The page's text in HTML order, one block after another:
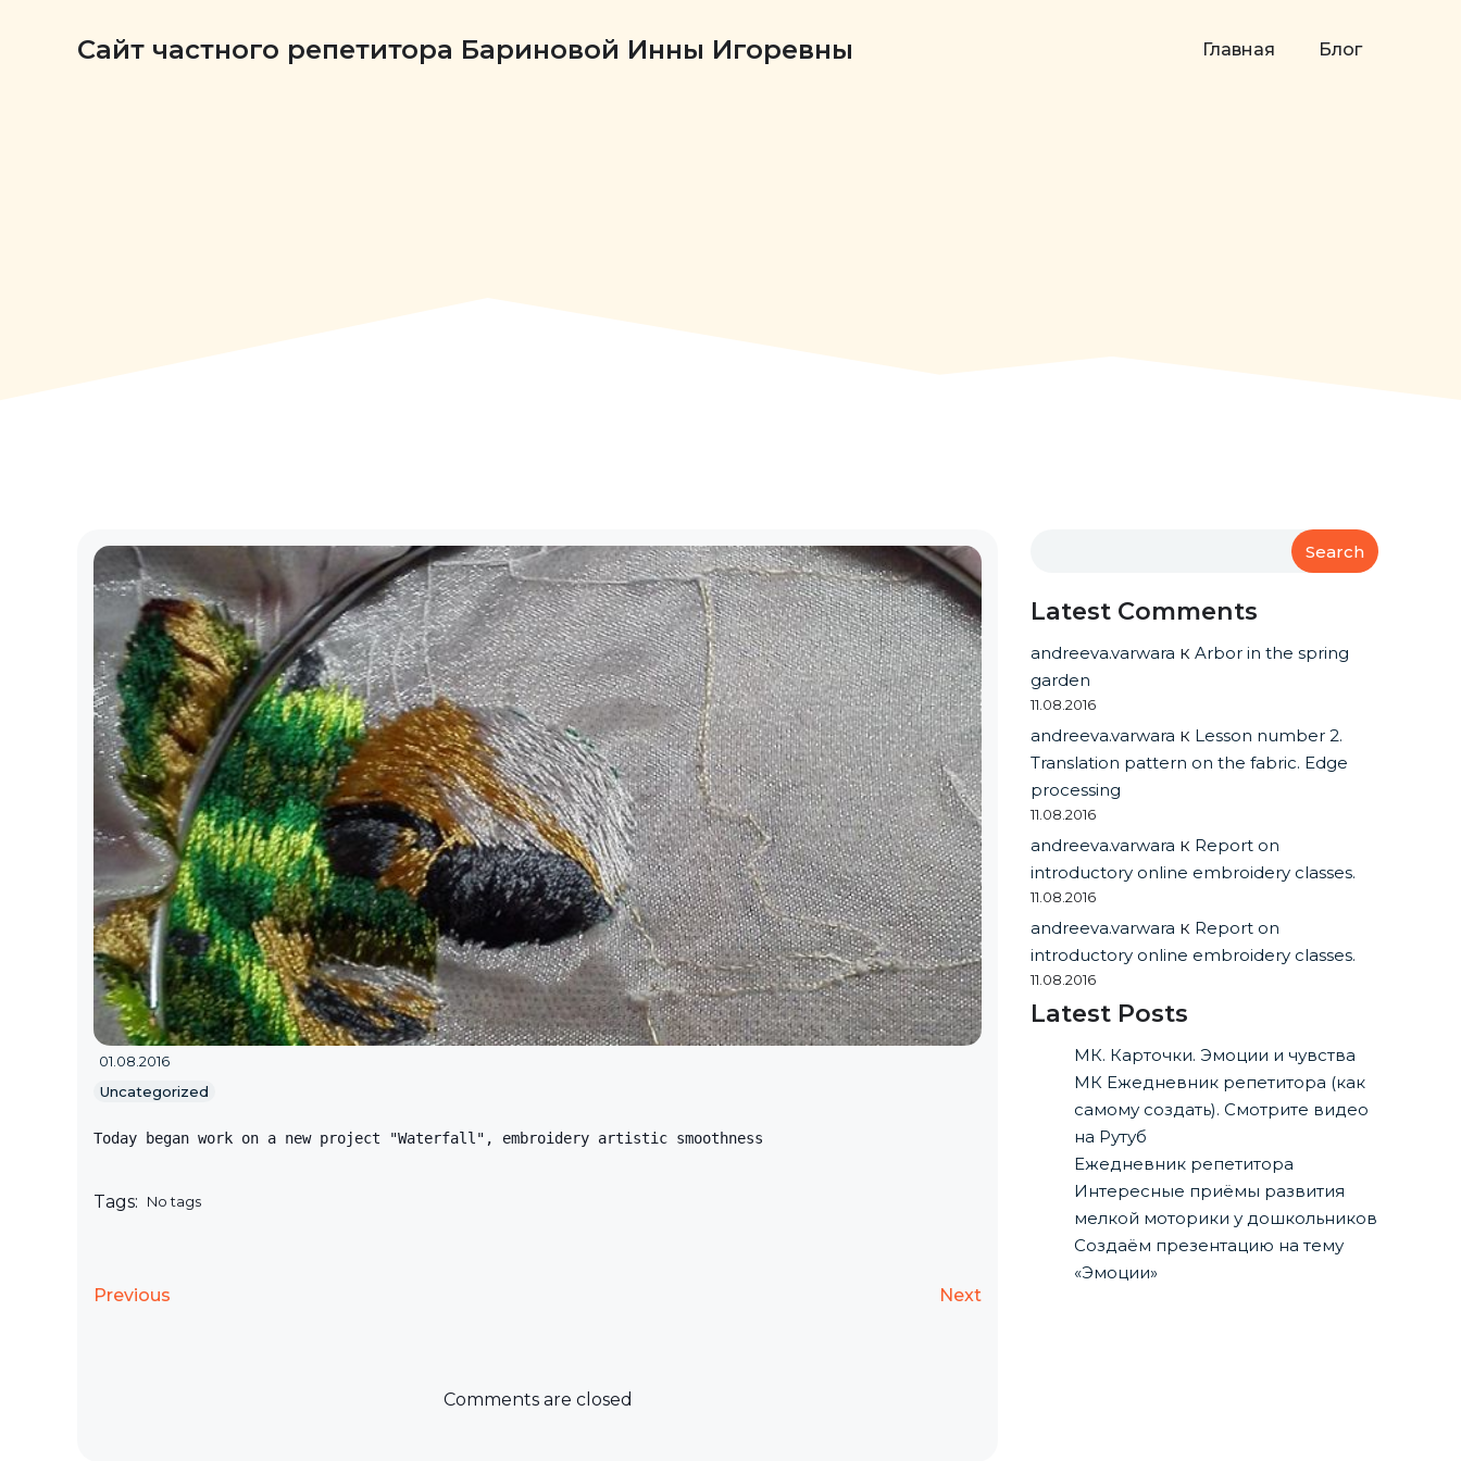
Сайт частного репетитора Бариновой Инны Игоревны Главная Блог
01.08.2016
Uncategorized
Today began work on a new project "Waterfall", embroidery artistic smoothness
Tags: No tags
Previous Next
Comments are closed
Search
Latest Comments
andreeva.varwara кArbor in the spring
garden
11.08.2016
andreeva.varwara к Lesson number 2.
Translation pattern on the fabric. Edge
processing
11.08.2016
andreeva.varwara к Report on
introductory online embroidery classes.
11.08.2016
andreeva.varwara к Report on
introductory online embroidery classes.
11.08.2016
Latest Posts
МК. Карточки. Эмоции и чувства
МК Ежедневник репетитора (как
самому создать). Смотрите видео
на Рутуб
Ежедневник репетитора
Интересные приёмы развития
мелкой моторики у дошкольников
Создаём презентацию на тему
«Эмоции»